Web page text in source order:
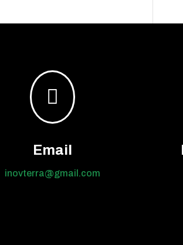

Email
inovterra@gmail.com